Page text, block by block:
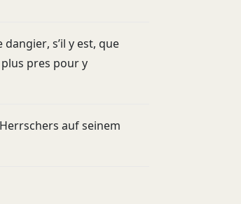
s’il y est, que
pres pour y
auf seinem